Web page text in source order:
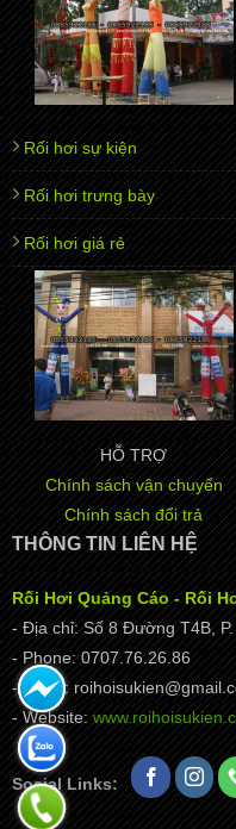
Rối hơi sự kiện
Rối hơi trưng bày
Rối hơi giá rẻ
HỖ TRỢ
Chính sách vận chuyển
Chính sách đổi trả
THÔNG TIN LIÊN HỆ
Rối Hơi Quảng Cáo - Rối
- Địa chỉ: Số 8 Đường T4B,
- Phone: 0707.76.26.86
- Email:
- Website:
Social Links: